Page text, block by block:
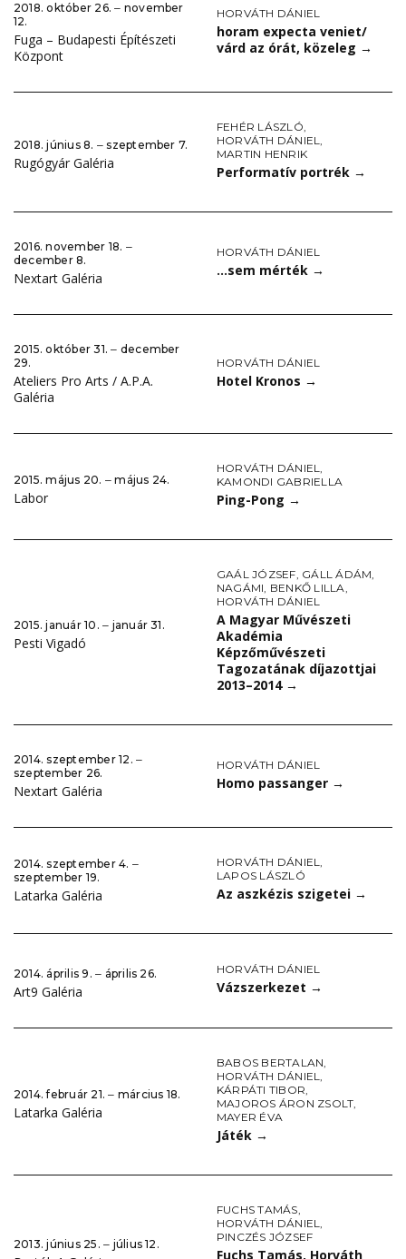
2018. október 26. ‒ november
12.
Fuga – Budapesti Építészeti
Központ
HORVÁTH DÁNIEL
horam expecta veniet/
várd az órát, közeleg →
2018. június 8. ‒ szeptember 7.
Rugógyár Galéria
FEHÉR LÁSZLÓ,
HORVÁTH DÁNIEL,
MARTIN HENRIK
Performatív portrék →
2016. november 18. ‒
december 8.
Nextart Galéria
HORVÁTH DÁNIEL
…sem mérték →
2015. október 31. ‒ december
29.
Ateliers Pro Arts / A.P.A.
Galéria
HORVÁTH DÁNIEL
Hotel Kronos →
2015. május 20. ‒ május 24.
Labor
HORVÁTH DÁNIEL,
KAMONDI GABRIELLA
Ping-Pong →
2015. január 10. ‒ január 31.
Pesti Vigadó
GAÁL JÓZSEF, GÁLL ÁDÁM,
NAGÁMI, BENKŐ LILLA,
HORVÁTH DÁNIEL
A Magyar Művészeti
Akadémia
Képzőművészeti
Tagozatának díjazottjai
2013–2014 →
2014. szeptember 12. ‒
szeptember 26.
Nextart Galéria
HORVÁTH DÁNIEL
Homo passanger →
2014. szeptember 4. ‒
szeptember 19.
Latarka Galéria
HORVÁTH DÁNIEL,
LAPOS LÁSZLÓ
Az aszkézis szigetei →
2014. április 9. ‒ április 26.
Art9 Galéria
HORVÁTH DÁNIEL
Vázszerkezet →
2014. február 21. ‒ március 18.
Latarka Galéria
BABOS BERTALAN,
HORVÁTH DÁNIEL,
KÁRPÁTI TIBOR,
MAJOROS ÁRON ZSOLT,
MAYER ÉVA
Játék →
2013. június 25. ‒ július 12.
FUCHS TAMÁS,
HORVÁTH DÁNIEL,
PINCZÉS JÓZSEF
Fuchs Tamás, Horváth